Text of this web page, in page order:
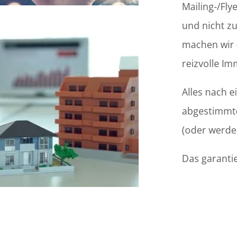
Mailing-/
und nicht
machen
reizvolle
Alles nach
(oder
Das